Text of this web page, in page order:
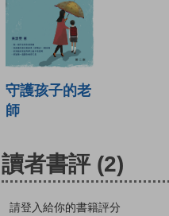
守護孩子的老
師
讀者書評 (2)
請登入給你的書籍評分